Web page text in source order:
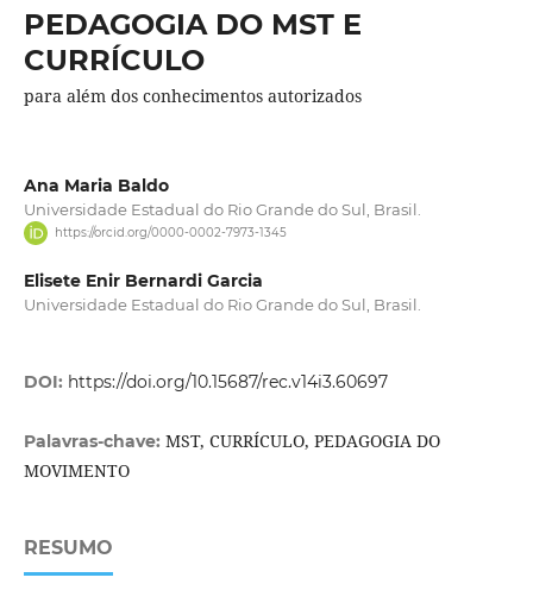
PEDAGOGIA DO MST E
CURRÍCULO
para além dos conhecimentos autorizados
Ana Maria Baldo
Universidade Estadual do Rio Grande do Sul, Brasil.
https://orcid.org/0000-0002-7973-1345
Elisete Enir Bernardi Garcia
Universidade Estadual do Rio Grande do Sul, Brasil.
DOI: https://doi.org/10.15687/rec.v14i3.60697
Palavras-chave: MST, CURRÍCULO, PEDAGOGIA DO
MOVIMENTO
RESUMO